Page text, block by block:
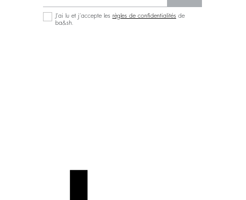
J’ai lu et j’accepte les règles de confidentialités de
ba&sh.